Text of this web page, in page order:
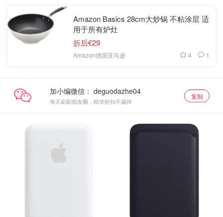
Amazon Basics 28cm大炒锅 不粘涂层 适
用于所有炉灶
折后€29
Amazon德国亚马逊 4 1
加小编微信：
每天刷刷朋友圈，精华折扣不漏掉
复制